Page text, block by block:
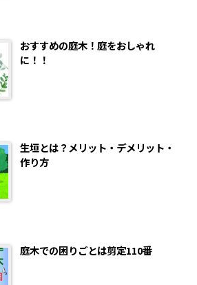
おすすめの庭木！庭をおしゃれ
に！！
生垣とは？メリット・デメリット・
作り方
庭木での困りごとは剪定110番